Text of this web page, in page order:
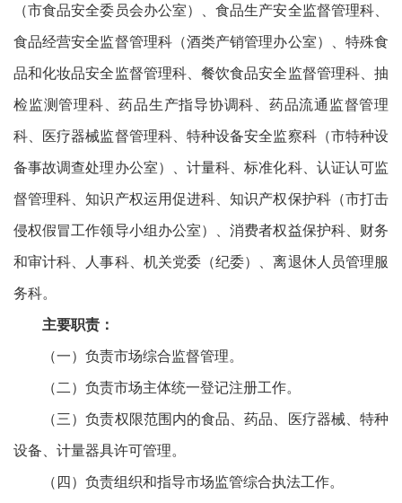
（市食品安全委员会办公室）、食品生产安全监督管理科、
食品经营安全监督管理科（酒类产销管理办公室）、特殊食
品和化妆品安全监督管理科、餐饮食品安全监督管理科、抽
检监测管理科、药品生产指导协调科、药品流通监督管理
科、医疗器械监督管理科、特种设备安全监察科（市特种设
备事故调查处理办公室）、计量科、标准化科、认证认可监
督管理科、知识产权运用促进科、知识产权保护科（市打击
侵权假冒工作领导小组办公室）、消费者权益保护科、财务
和审计科、人事科、机关党委（纪委）、离退休人员管理服
务科。
主要职责：
（一）负责市场综合监督管理。
（二）负责市场主体统一登记注册工作。
（三）负责权限范围内的食品、药品、医疗器械、特种
设备、计量器具许可管理。
（四）负责组织和指导市场监管综合执法工作。